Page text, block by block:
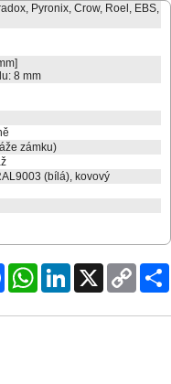
Pyronix, Crow, Roel, EBS,
8 mm
zámku)
(bílá), kovový
FacebookWhatsAppLinkedInX
Copy
Link